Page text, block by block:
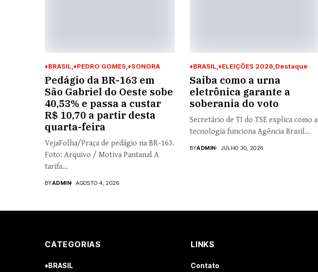
♦BRASIL ♦PEDRO GOMES ♦SONORA
Pedágio da BR-163 em
São Gabriel do Oeste sobe
40,53% e passa a custar
R$ 10,70 a partir desta
quarta-feira
VejaFolha/Praça de pedágio na BR-163.
Foto: Arquivo / Motiva Pantanal A
tarifa...
BYADMIN AGOSTO 4, 2026
♦BRASIL ♦ELEIÇÕES 2026 Destaque
Saiba como a urna
eletrônica garante a
soberania do voto
Secretário de TI do TSE explica como a
tecnologia funciona Agência Brasil...
BYADMIN JULHO 30, 2026
CATEGORIAS
♦BRASIL
LINKS
Contato